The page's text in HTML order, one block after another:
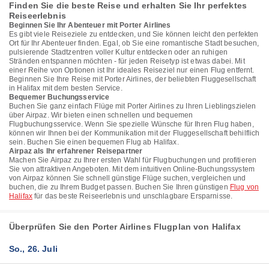
Finden Sie die beste Reise und erhalten Sie Ihr perfektes
Reiseerlebnis
Beginnen Sie Ihr Abenteuer mit Porter Airlines
Es gibt viele Reiseziele zu entdecken, und Sie können leicht den perfekten
Ort für Ihr Abenteuer finden. Egal, ob Sie eine romantische Stadt besuchen,
pulsierende Stadtzentren voller Kultur entdecken oder an ruhigen
Stränden entspannen möchten - für jeden Reisetyp ist etwas dabei. Mit
einer Reihe von Optionen ist Ihr ideales Reiseziel nur einen Flug entfernt.
Beginnen Sie Ihre Reise mit Porter Airlines, der beliebten Fluggesellschaft
in Halifax mit dem besten Service.
Bequemer Buchungsservice
Buchen Sie ganz einfach Flüge mit Porter Airlines zu Ihren Lieblingszielen
über Airpaz. Wir bieten einen schnellen und bequemen
Flugbuchungsservice. Wenn Sie spezielle Wünsche für Ihren Flug haben,
können wir Ihnen bei der Kommunikation mit der Fluggesellschaft behilflich
sein. Buchen Sie einen bequemen Flug ab Halifax.
Airpaz als Ihr erfahrener Reisepartner
Machen Sie Airpaz zu Ihrer ersten Wahl für Flugbuchungen und profitieren
Sie von attraktiven Angeboten. Mit dem intuitiven Online-Buchungssystem
von Airpaz können Sie schnell günstige Flüge suchen, vergleichen und
buchen, die zu Ihrem Budget passen. Buchen Sie Ihren günstigen Flug von
Halifaxfür das beste Reiseerlebnis und unschlagbare Ersparnisse.
Überprüfen Sie den Porter Airlines Flugplan von Halifax
So., 26. Juli